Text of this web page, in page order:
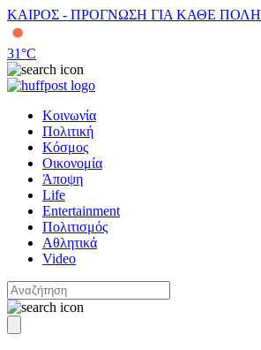
ΚΑΙΡΟΣ - ΠΡΟΓΝΩΣΗ ΓΙΑ ΚΑΘΕ ΠΟΛΗ
31°C
Κοινωνία
Πολιτική
Κόσμος
Οικονομία
Άποψη
Life
Entertainment
Πολιτισμός
Αθλητικά
Video